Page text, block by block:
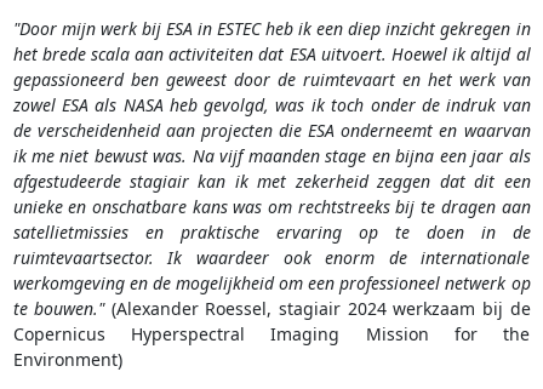
"Door mijn werk bij ESA in ESTEC heb ik een diep inzicht gekregen in
het brede scala aan activiteiten dat ESA uitvoert. Hoewel ik altijd al
gepassioneerd ben geweest door de ruimtevaart en het werk van
zowel ESA als NASA heb gevolgd, was ik toch onder de indruk van
de verscheidenheid aan projecten die ESA onderneemt en waarvan
ik me niet bewust was. Na vijf maanden stage en bijna een jaar als
afgestudeerde stagiair kan ik met zekerheid zeggen dat dit een
unieke en onschatbare kans was om rechtstreeks bij te dragen aan
satellietmissies en praktische ervaring op te doen in de
ruimtevaartsector. Ik waardeer ook enorm de internationale
werkomgeving en de mogelijkheid om een professioneel netwerk op
te bouwen."(Alexander Roessel, stagiair 2024 werkzaam bij de
Copernicus Hyperspectral Imaging Mission for the
Environment)